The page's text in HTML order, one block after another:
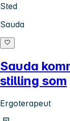
Sted
Sauda
Sauda
stilling som
Ergoterapeut